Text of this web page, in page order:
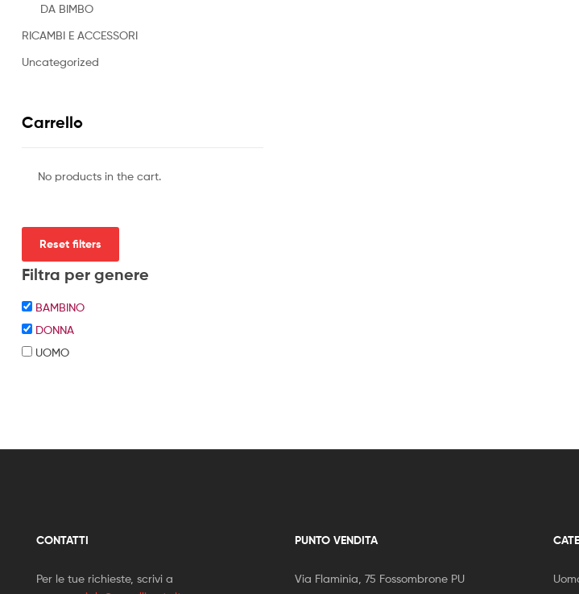
DA BIMBO
RICAMBI E ACCESSORI
Uncategorized
Carrello
No products in the cart.
Reset filters
Filtra per genere
BAMBINO
DONNA
UOMO
CONTATTI
Per le tue richieste, scrivi a
PUNTO VENDITA
Via Flaminia, 75 Fossombrone PU